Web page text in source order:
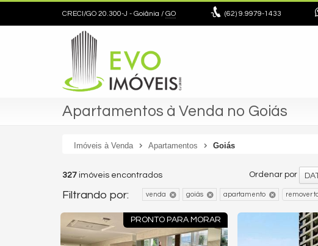
CRECI/GO 20.300-J - Goiânia / GO (62) 9.9979-1433
Apartamentos à Venda no Goiás
Imóveis à Venda Apartamentos Goiás
327 imóveis encontrados Ordenar por
Filtrando por: venda goiás apartamento remover
PRONTO PARA MORAR